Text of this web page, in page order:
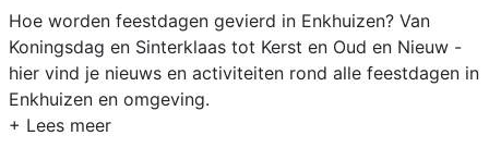
Hoe worden feestdagen gevierd in Enkhuizen? Van
Koningsdag en Sinterklaas tot Kerst en Oud en Nieuw -
hier vind je nieuws en activiteiten rond alle feestdagen in
Enkhuizen en omgeving.